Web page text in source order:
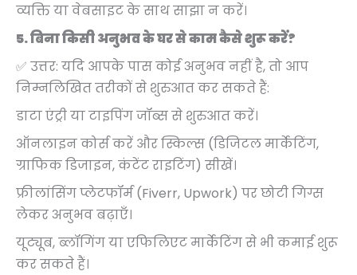
व्यक्ति या वेबसाइट के साथ साझा न करें।
5. बिना किसी अनुभव के घर से काम कैसे शुरू करें?
✅ उत्तर: यदि आपके पास कोई अनुभव नहीं है, तो आप
निम्नलिखित तरीकों से शुरुआत कर सकते हैं:
डाटा एंट्री या टाइपिंग जॉब्स से शुरुआत करें।
ऑनलाइन कोर्स करें और स्किल्स (डिजिटल मार्केटिंग,
ग्राफिक डिजाइन, कंटेंट राइटिंग) सीखें।
फ्रीलांसिंग प्लेटफॉर्म (Fiverr, Upwork) पर छोटी गिग्स
लेकर अनुभव बढ़ाएँ।
यूट्यूब, ब्लॉगिंग या एफिलिएट मार्केटिंग से भी कमाई शुरू
कर सकते हैं।